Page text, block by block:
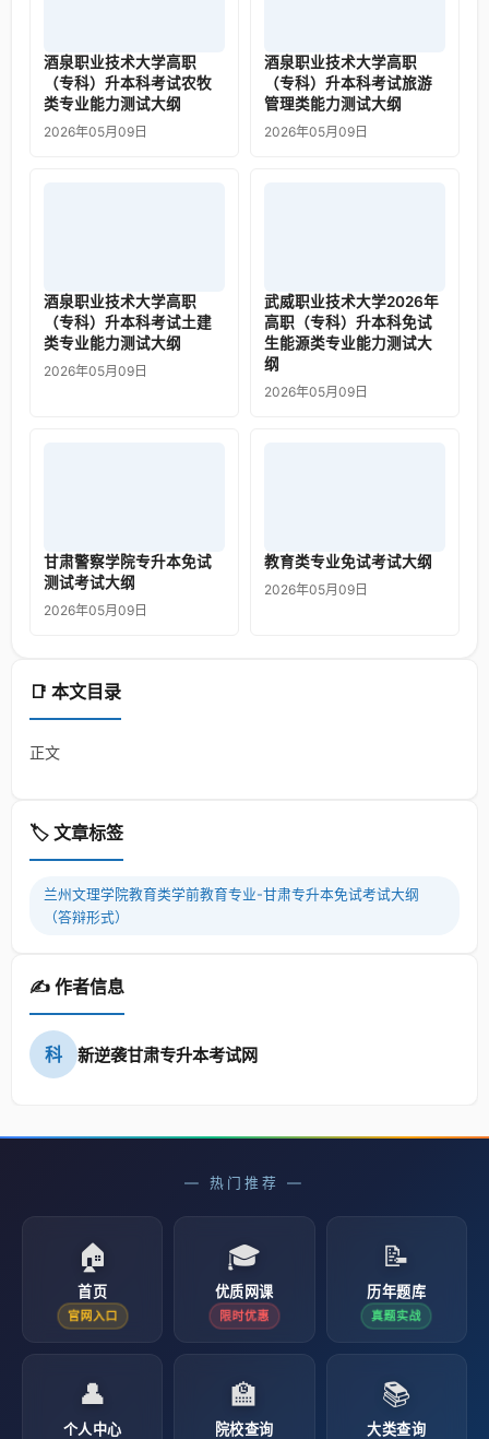
📑 本文目录
正文
🏷️ 文章标签
兰州文理学院教育类学前教育专业-甘肃专升本免试考试大纲
（答辩形式）
✍️ 作者信息
科 新逆袭甘肃专升本考试网
酒泉职业技术大学高职
（专科）升本科考试农牧
类专业能力测试大纲
2026年05月09日
酒泉职业技术大学高职
（专科）升本科考试旅游
管理类能力测试大纲
2026年05月09日
酒泉职业技术大学高职
（专科）升本科考试土建
类专业能力测试大纲
2026年05月09日
武威职业技术大学2026年
高职（专科）升本科免试
生能源类专业能力测试大
纲
2026年05月09日
甘肃警察学院专升本免试
测试考试大纲
2026年05月09日
教育类专业免试考试大纲
2026年05月09日
— 热门推荐 —
🏠
首页
官网入口
🎓
优质网课
限时优惠
📝
历年题库
真题实战
👤
个人中心
🏫
院校查询
📚
大类查询